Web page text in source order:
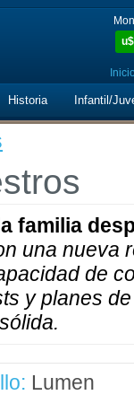
u$
Historia Infantil/
familia
una nueva
de
y planes
Lumen